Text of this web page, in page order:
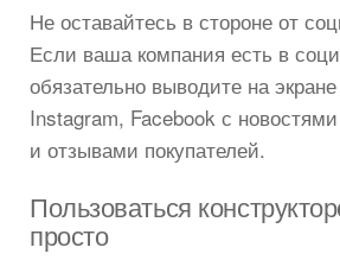
Не оставайтесь в стороне от
Если ваша компания есть в
обязательно выводите на
Instagram, Facebook с
и отзывами покупателей.
Пользоваться
просто